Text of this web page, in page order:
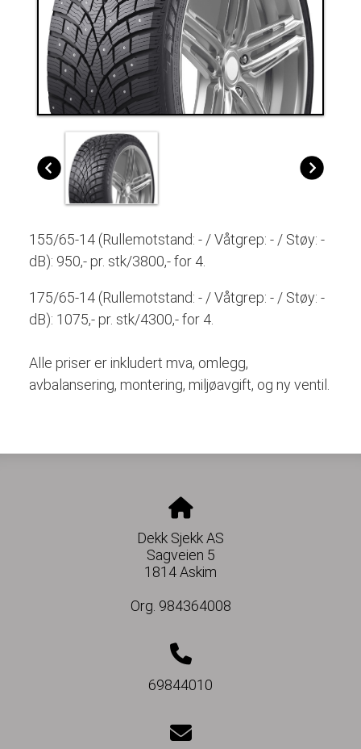
155/65-14 (Rullemotstand: - / Våtgrep: - / Støy: -
dB): 950,- pr. stk/3800,- for 4.
175/65-14 (Rullemotstand: - / Våtgrep: - / Støy: -
dB): 1075,- pr. stk/4300,- for 4.
Alle priser er inkludert mva, omlegg,
avbalansering, montering, miljøavgift, og ny ventil.
Dekk Sjekk AS
Sagveien 5
1814 Askim
Org. 984364008
69844010